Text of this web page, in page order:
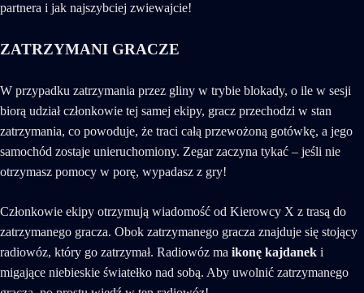
partnera i jak najszybciej zwiewajcie!
ZATRZYMANI GRACZE
W przypadku zatrzymania przez gliny w trybie blokady, o ile w sesji
biorą udział członkowie tej samej ekipy, gracz przechodzi w stan
zatrzymania, co powoduje, że traci całą przewożoną gotówkę, a jego
samochód zostaje unieruchomiony. Zegar zaczyna tykać – jeśli nie
otrzymasz pomocy w porę, wypadasz z gry!
Członkowie ekipy otrzymują wiadomość od Kierowcy X z trasą do
zatrzymanego gracza. Obok zatrzymanego gracza znajduje się stojący
radiowóz, który go zatrzymał. Radiowóz ma ikonę kajdanek i
migające niebieskie światełko nad sobą. Aby uwolnić zatrzymanego